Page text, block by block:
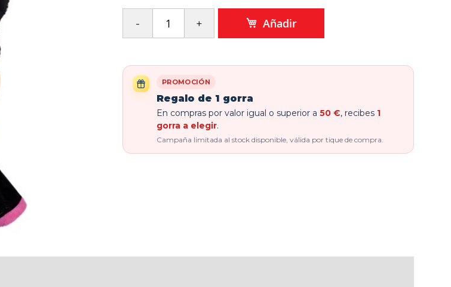
Añadir
PROMOCIÓN
Regalo de 1 gorra
En compras por valor igual o superior a 50 €, recibes 1
gorra a elegir.
Campaña limitada al stock disponible, válida por tique de compra.